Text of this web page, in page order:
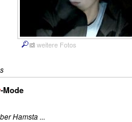
weitere Fotos
-Mode
Hamsta ...